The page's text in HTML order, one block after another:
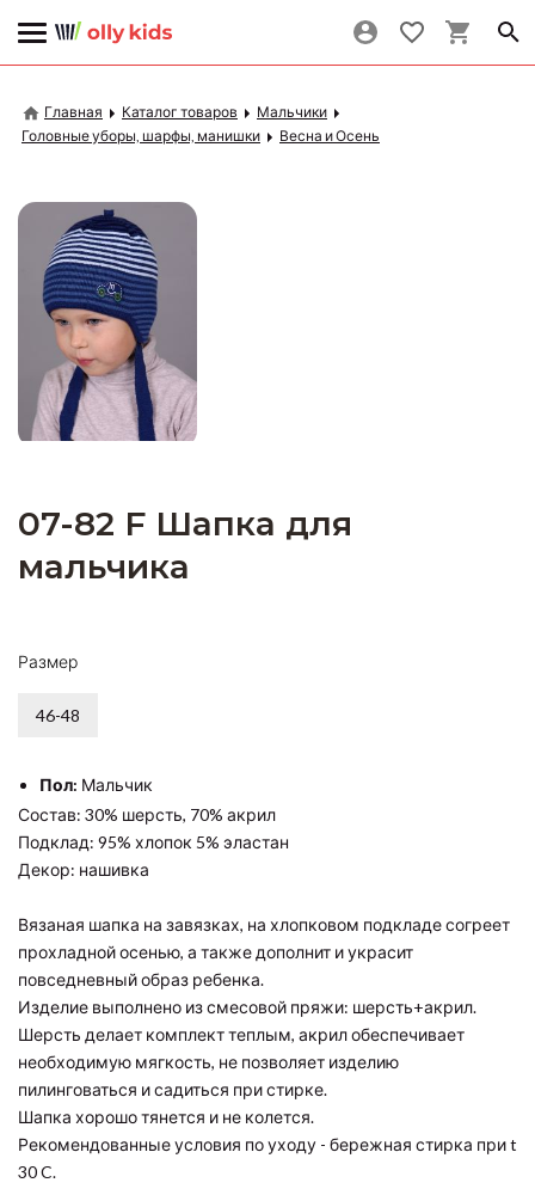
Главная Каталог товаров
Мальчики
Головные уборы, шарфы, манишки
Весна и Осень
07-82 F Шапка для
мальчика
Размер
46-48
Пол: Мальчик
Состав: 30% шерсть, 70% акрил
Подклад: 95% хлопок 5% эластан
Декор: нашивка
Вязаная шапка на завязках, на хлопковом подкладе согреет
прохладной осенью, а также дополнит и украсит
повседневный образ ребенка.
Изделие выполнено из смесовой пряжи: шерсть+акрил.
Шерсть делает комплект теплым, акрил обеспечивает
необходимую мягкость, не позволяет изделию
пилинговаться и садиться при стирке.
Шапка хорошо тянется и не колется.
Рекомендованные условия по уходу - бережная стирка при t
30 C.